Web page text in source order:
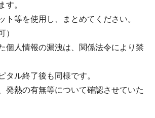
す。
ト等を使用し、まとめてください。
）
個⼈情報の漏洩は、関係法令により禁
ル終了後も同様です。
発熱の有無等について確認させていた